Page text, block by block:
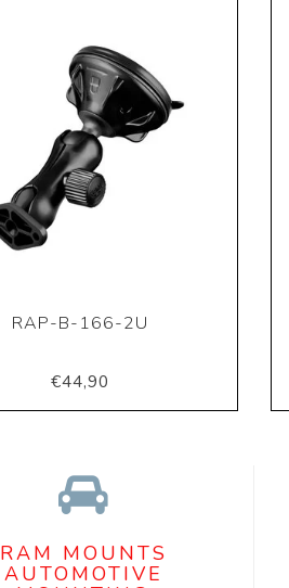
RAP-B-166-2U
€44,90
RAM MOUNTS
AUTOMOTIVE